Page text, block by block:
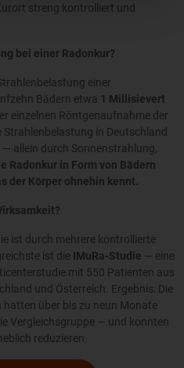
streng kontrolliert und
bei einer Radonkur?
einer
Bädern etwa 1 Millisievert
einzelnen Röntgenaufnahme der
in Deutschland
allein durch Sonnenstrahlung,
Radonkur in Form von Bädern
der Körper ohnehin kennt.
ist durch mehrere kontrollierte
ist die IMuRa-Studie — eine
mit 550 Patienten aus
und Österreich. Ergebnis: Die
über bis zu neun Monate
Vergleichsgruppe — und konnten
reduzieren.